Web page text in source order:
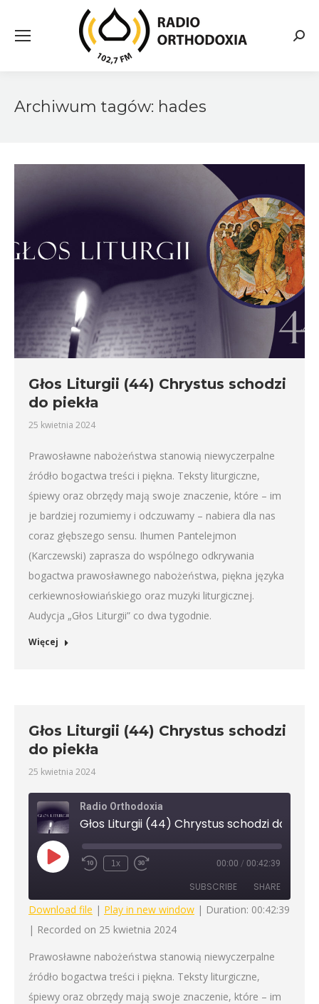
Archiwum tagów: hades
Głos Liturgii (44) Chrystus schodzi
do piekła
25 kwietnia 2024
Prawosławne nabożeństwa stanowią niewyczerpalne
źródło bogactwa treści i piękna. Teksty liturgiczne,
śpiewy oraz obrzędy mają swoje znaczenie, które – im
je bardziej rozumiemy i odczuwamy – nabiera dla nas
coraz głębszego sensu. Ihumen Pantelejmon
(Karczewski) zaprasza do wspólnego odkrywania
bogactwa prawosławnego nabożeństwa, piękna języka
cerkiewnosłowiańskiego oraz muzyki liturgicznej.
Audycja „Głos Liturgii” co dwa tygodnie.
Więcej
Głos Liturgii (44) Chrystus schodzi
do piekła
25 kwietnia 2024
Radio Orthodoxia
Głos Liturgii (44) Chrystus schodzi do
Play
EpisodeRewind
1x
Fast
seconds
00:00 / 00:42:39
SUBSCRIBE SHARE
SHARE
LINK
Download file | Play in new window | Duration: 00:42:39
| Recorded on 25 kwietnia 2024
Prawosławne nabożeństwa stanowią niewyczerpalne
źródło bogactwa treści i piękna. Teksty liturgiczne,
śpiewy oraz obrzędy mają swoje znaczenie, które – im